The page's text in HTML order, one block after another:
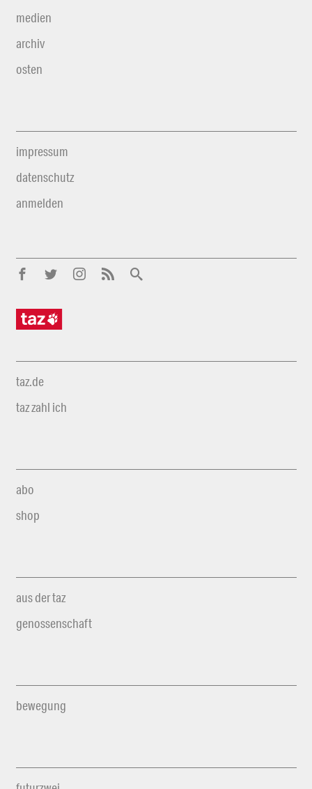
medien
archiv
osten
impressum
datenschutz
anmelden
taz.de
taz zahl ich
abo
shop
aus der taz
genossenschaft
bewegung